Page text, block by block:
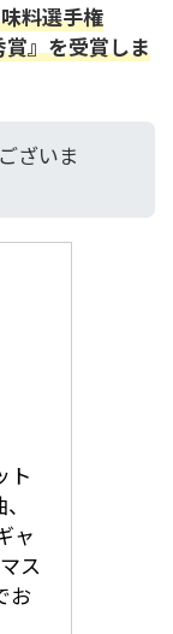
料選手権
』を受賞しま
ざいま
ト
ャ
ス
お